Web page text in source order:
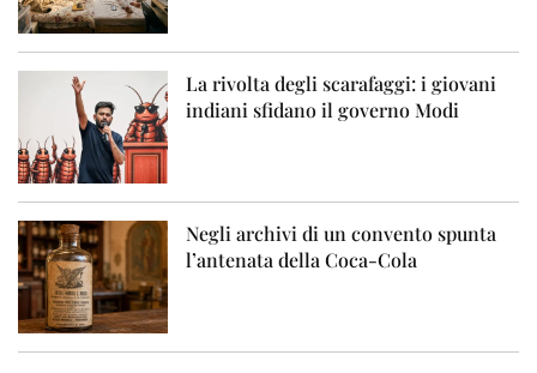
La rivolta degli scarafaggi: i giovani
indiani sfidano il governo Modi
Negli archivi di un convento spunta
l’antenata della Coca-Cola